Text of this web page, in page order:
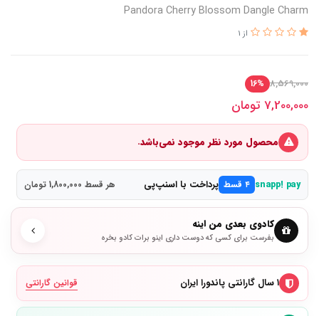
Pandora Cherry Blossom Dangle Charm
از 1
8,569,000
16%
7,200,000 تومان
محصول مورد نظر موجود نمی‌باشد.
snapp! pay ۴ قسط پرداخت با اسنپ‌پی هر قسط 1,800,000 تومان
کادوی بعدی من اینه
بفرست برای کسی که دوست داری اینو برات کادو بخره
۱ سال گارانتی پاندورا ایران قوانین گارانتی